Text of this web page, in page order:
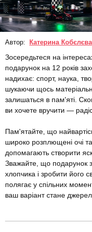
Автор: Катерина Кобєлєва
Зосередьтеся на
подарунок на 12 років
надихає: спорт, наука,
шукаючи щось
залишаться в пам'яті.
ви хочете вручити —
Пам'ятайте, що
широко розплющені очі
допомагають створити
Зважайте, що подарунок
хлопчика і зробити його
полягає у спільних
ваш варіант стане